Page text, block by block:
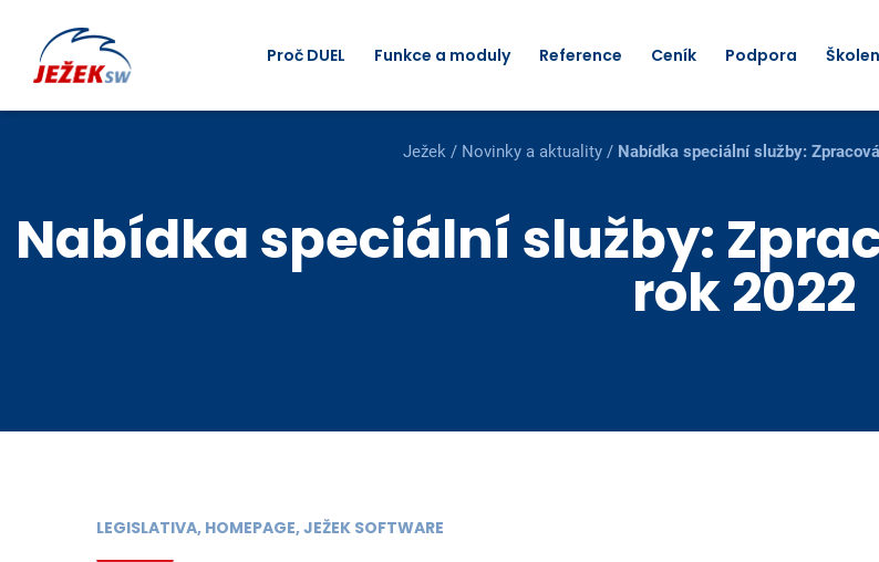
Proč DUEL Funkce a moduly Reference Ceník Podpora
Ježek / Novinky a aktuality / Nabídka speciální služby:
Nabídka speciální služby:
rok 2022
LEGISLATIVA, HOMEPAGE, JEŽEK SOFTWARE